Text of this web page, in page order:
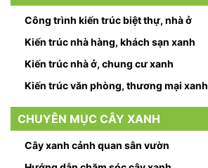
Công trình kiến trúc biệt thự, nhà ở
Kiến trúc nhà hàng, khách sạn xanh
Kiến trúc nhà ở, chung cư xanh
Kiến trúc văn phòng, thương mại xanh
CHUYÊN MỤC CÂY XANH
Cây xanh cảnh quan sân vườn